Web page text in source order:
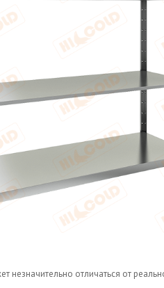
незначительно отличаться от